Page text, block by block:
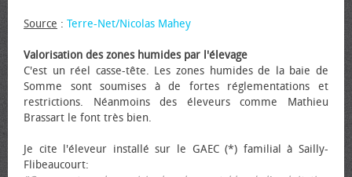
Source : Terre-Net/Nicolas Mahey
Valorisation des zones humides par l'élevage
C'est un réel casse-tête. Les zones humides de la baie de
Somme sont soumises à de fortes réglementations et
restrictions. Néanmoins des éleveurs comme Mathieu
Brassart le font très bien.
Je cite l'éleveur installé sur le GAEC (*) familial à Sailly-
Flibeaucourt: